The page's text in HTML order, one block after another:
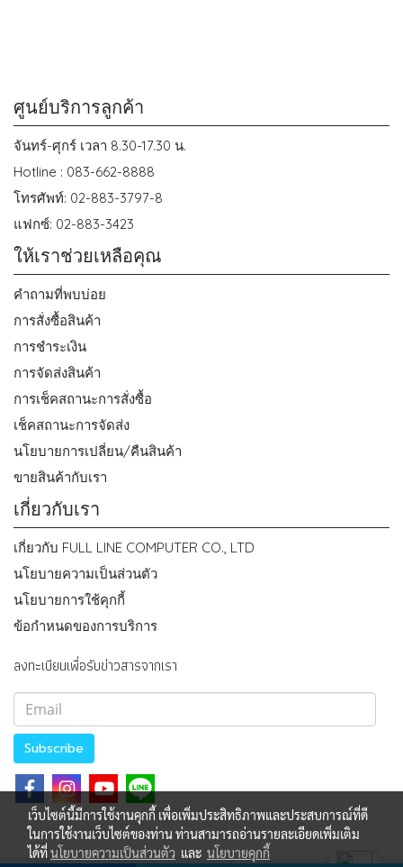
ศูนย์บริการลูกค้า
จันทร์-ศุกร์ เวลา 8.30-17.30 น.
Hotline : 083-662-8888
โทรศัพท์: 02-883-3797-8
แฟกซ์: 02-883-3423
ให้เราช่วยเหลือคุณ
คำถามที่พบบ่อย
การสั่งซื้อสินค้า
การชำระเงิน
การจัดส่งสินค้า
การเช็คสถานะการสั่งซื้อ
เช็คสถานะการจัดส่ง
นโยบายการเปลี่ยน/คืนสินค้า
ขายสินค้ากับเรา
เกี่ยวกับเรา
เกี่ยวกับ FULL LINE COMPUTER CO., LTD
นโยบายความเป็นส่วนตัว
นโยบายการใช้คุกกี้
ข้อกำหนดของการบริการ
ลงทะเบียนเพื่อรับข่าวสารจากเรา
Subscribe
เว็บไซต์นี้มีการใช้งานคุกกี้ เพื่อเพิ่มประสิทธิภาพและประสบการณ์ที่ดี
ในการใช้งานเว็บไซต์ของท่าน ท่านสามารถอ่านรายละเอียดเพิ่มเติม
ได้ที่นโยบายความเป็นส่วนตัว และ นโยบายคุกกี้